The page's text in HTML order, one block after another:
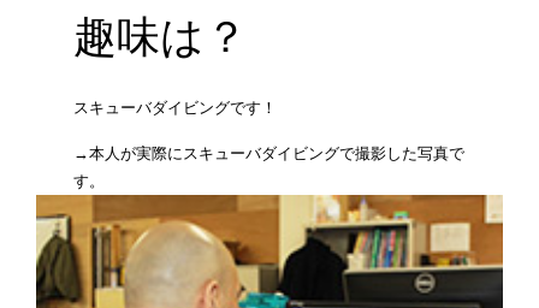
趣味は？
スキューバダイビングです！
→本人が実際にスキューバダイビングで撮影した写真で
す。